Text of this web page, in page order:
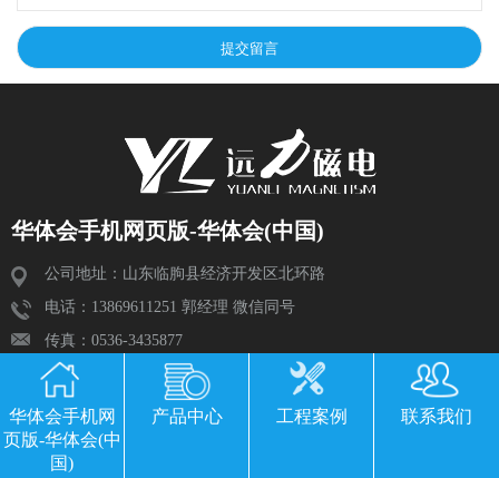
华体会手机网页版-华体会(中国)
公司地址：山东临朐县经济开发区北环路
电话：13869611251 郭经理 微信同号
传真：0536-3435877
邮箱：2534224609@qq.com
华体会手机网
页版-华体会(中
国)
产品中心 工程案例 联系我们